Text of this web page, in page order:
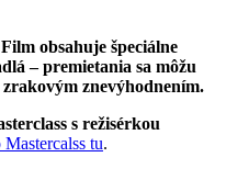
obsahuje špeciálne
– premietania sa môžu
znevýhodnením.
s režisérkou
tu.